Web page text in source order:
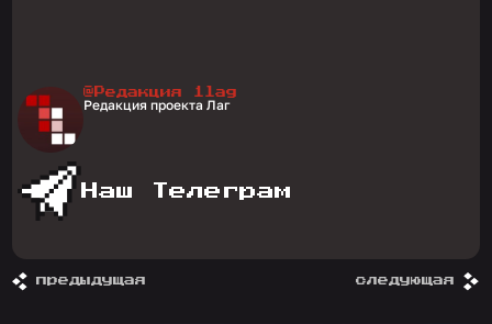
@Редакция 1lag
Редакция проекта Лаг
Наш Телеграм
предыдущая следующая